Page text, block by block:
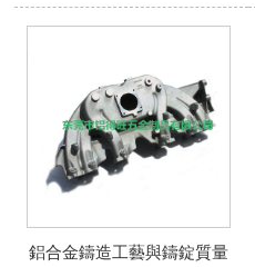
鋁合金鑄造工藝與鑄錠質量